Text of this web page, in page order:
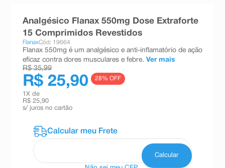
Analgésico Flanax 550mg Dose Extraforte
15 Comprimidos Revestidos
FlanaxCód: 19664
Flanax 550mg é um analgésico e anti-inflamatório de ação
eficaz contra dores musculares e febre. Ver mais
R$ 35,99
R$ 25,90 28% OFF
1 X de
R$ 25,90
s/ juros no cartão
esmalte
10ºabsorvente